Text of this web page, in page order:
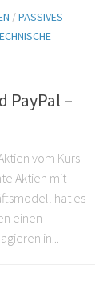
/PASSIVES
PayPal –
vom Kurs
Aktien mit
hat es
einen
in...